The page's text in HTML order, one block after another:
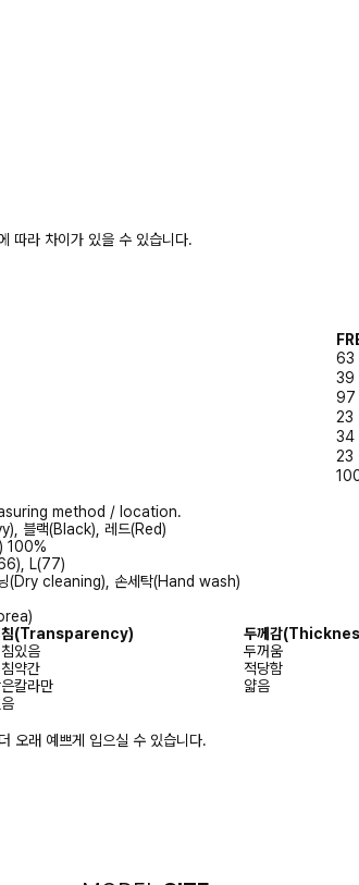
따라 차이가 있을 수 있습니다.
63
39
97
23
34
23
method / location.
블랙(Black), 레드(Red)
100%
L(77)
(Dry cleaning), 손세탁(Hand wash)
침(Transparency)
두께감
있음
두꺼움
약간
적당함
칼라만
얇음
오래 예쁘게 입으실 수 있습니다.